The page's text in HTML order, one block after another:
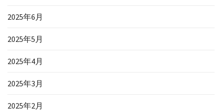
2025年6月
2025年5月
2025年4月
2025年3月
2025年2月